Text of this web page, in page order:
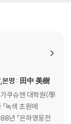
명 : 田中 美樹
쿠슈엔 대학원(學
녹색 초원에
년 『은하영웅전